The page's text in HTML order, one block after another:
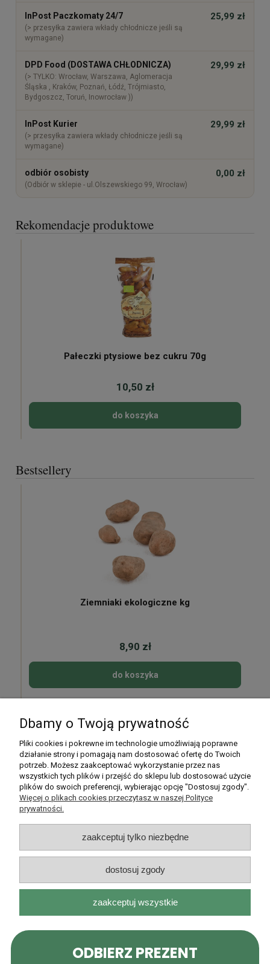
InPost Paczkomaty 24/7
(> przesyłka zawiera wkłady chłodnicze jeśli są
wymagane)
25,99 zł
DPD Food (DOSTAWA CHŁODNICZA)
(> TYLKO: Wrocław, Warszawa, Aglomeracja
Śląska , Kraków, Poznań, Łódź, Trójmiasto,
Bydgoszcz, Toruń, Inowrocław ))
29,99 zł
InPost Kurier
(> przesyłka zawiera wkłady chłodnicze jeśli są
wymagane)
29,99 zł
odbiór osobisty
(Odbiór w sklepie - ul.Olszewskiego 99, Wrocław)
0,00 zł
Rekomendacje produktowe
Pałeczki ptysiowe bez cukru 70g
10,50 zł
do koszyka
Bestsellery
Ziemniaki ekologiczne kg
8,90 zł
do koszyka
Moje konto
Płatności i dostawa
Informacje
O nas
Rarytasy Dolnośląskie | ul. Olszewskiego 99, 51-638 Wrocław |
kontakt@rarytasydolnoslaskie.pl|537 71 71 71| NIP: 8982036706 |
pokaż pełną wersję strony
Dbamy o Twoją prywatność
Pliki cookies i pokrewne im technologie umożliwiają poprawne
działanie strony i pomagają nam dostosować ofertę do Twoich
potrzeb. Możesz zaakceptować wykorzystanie przez nas
wszystkich tych plików i przejść do sklepu lub dostosować użycie
plików do swoich preferencji, wybierając opcję "Dostosuj zgody".
Więcej o plikach cookies przeczytasz w naszej Polityce
prywatności.
zaakceptuj tylko niezbędne
dostosuj zgody
zaakceptuj wszystkie